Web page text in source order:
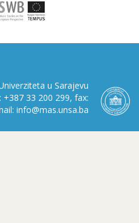
u Sarajevu
33 200 299, fax:
info@mas.unsa.ba